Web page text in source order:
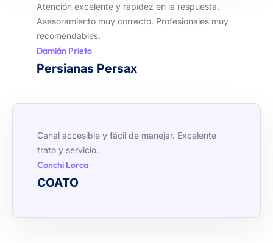
Atención excelente y rapidez en la respuesta.
Asesoramiento muy correcto. Profesionales muy
recomendables.
Damián Prieto
Persianas Persax
Canal accesible y fácil de manejar. Excelente
trato y servicio.
Conchi Lorca
COATO